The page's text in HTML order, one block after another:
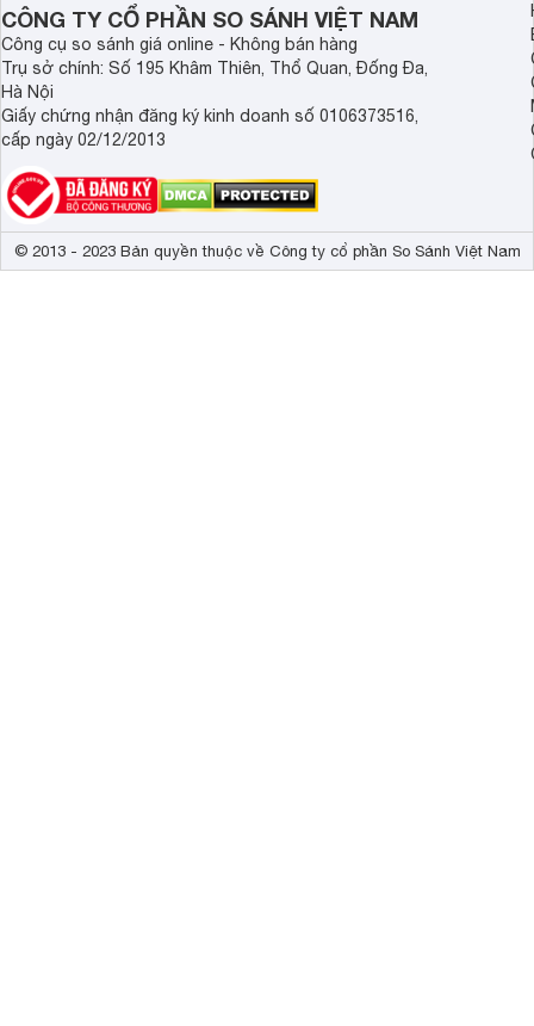
CÔNG TY CỔ PHẦN SO SÁNH VIỆT NAM
Công cụ so sánh giá online - Không bán hàng
Trụ sở chính: Số 195 Khâm Thiên, Thổ Quan, Đống Đa,
Hà Nội
Giấy chứng nhận đăng ký kinh doanh số 0106373516,
cấp ngày 02/12/2013
© 2013 - 2023 Bản quyền thuộc về Công ty cổ phần So Sánh Việt Nam